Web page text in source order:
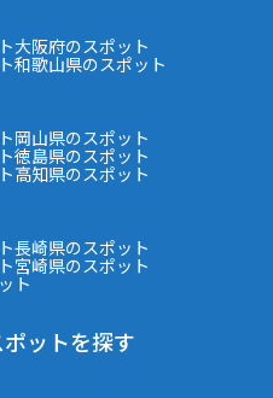
大阪府のスポット
和歌山県のスポット
岡山県のスポット
徳島県のスポット
高知県のスポット
長崎県のスポット
宮崎県のスポット
ト
ットを探す